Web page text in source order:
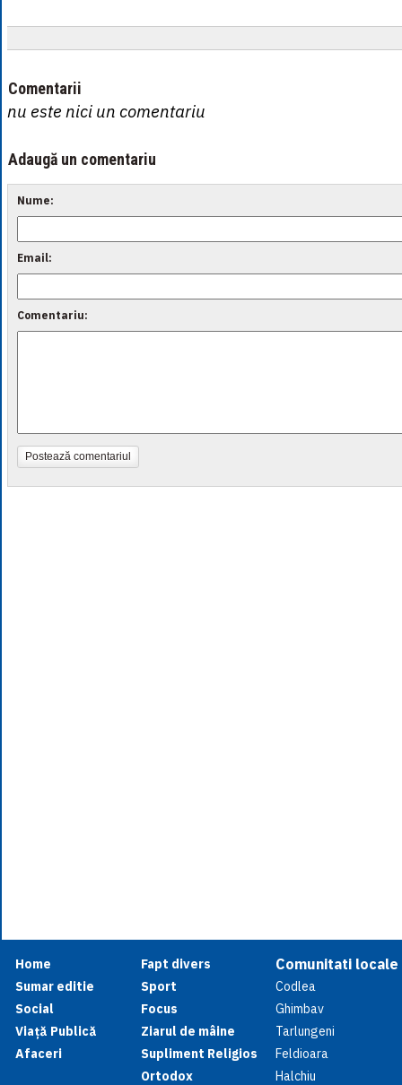
Comentarii
nu este nici un comentariu
Adaugă un comentariu
Nume:
Email:
Comentariu:
Postează comentariul
Home
Sumar editie
Social
Viață Publică
Afaceri
Fapt divers
Sport
Focus
Ziarul de mâine
Supliment Religios
Ortodox
Comunitati locale
Codlea
Ghimbav
Tarlungeni
Feldioara
Halchiu